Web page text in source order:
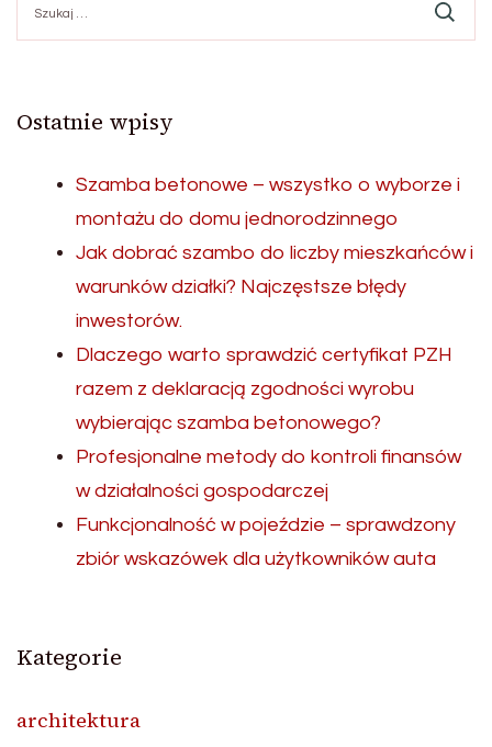
Ostatnie wpisy
Szamba betonowe – wszystko o wyborze i
montażu do domu jednorodzinnego
Jak dobrać szambo do liczby mieszkańców i
warunków działki? Najczęstsze błędy
inwestorów.
Dlaczego warto sprawdzić certyfikat PZH
razem z deklaracją zgodności wyrobu
wybierając szamba betonowego?
Profesjonalne metody do kontroli finansów
w działalności gospodarczej
Funkcjonalność w pojeździe – sprawdzony
zbiór wskazówek dla użytkowników auta
Kategorie
architektura